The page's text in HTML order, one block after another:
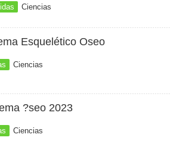
Ciencias
Esquelético Oseo
Ciencias
?seo 2023
Ciencias